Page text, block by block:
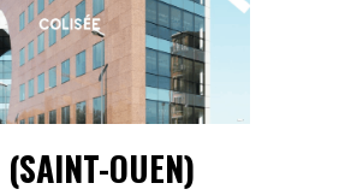
(SAINT-OUEN)